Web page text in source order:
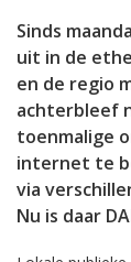
Sinds
uit in de
en de regio
achterbleef
toenmalige
internet te
via
Nu is daar